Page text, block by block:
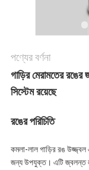
গোপনীয়তা
পণ্যের বর্ণনা
গাড়ির মেরামতের রঙের
সিস্টেম রয়েছে
রঙের পরিচিতি
কমলা-লাল গাড়ির রঙ উজ্জ্বল
জন্য উপযুক্ত। এটি জ্বলন্ত